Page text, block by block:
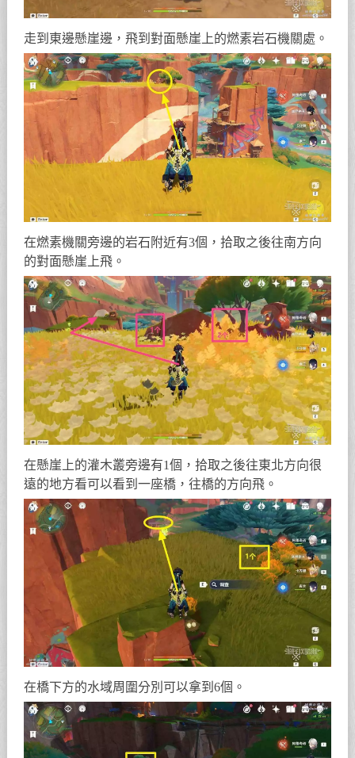
走到東邊懸崖邊，飛到對面懸崖上的燃素岩石機關處。
在燃素機關旁邊的岩石附近有3個，拾取之後往南方向
的對面懸崖上飛。
在懸崖上的灌木叢旁邊有1個，拾取之後往東北方向很
遠的地方看可以看到一座橋，往橋的方向飛。
在橋下方的水域周圍分別可以拿到6個。